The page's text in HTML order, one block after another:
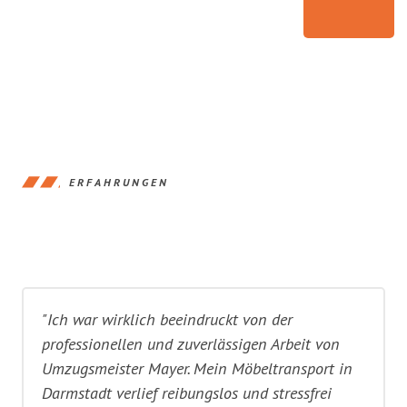
ERFAHRUNGEN
"Ich war wirklich beeindruckt von der
professionellen und zuverlässigen Arbeit von
Umzugsmeister Mayer. Mein Möbeltransport in
Darmstadt verlief reibungslos und stressfrei